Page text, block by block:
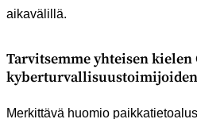
aikavälillä.
Tarvitsemme yhteisen kielen
Merkittävä huomio